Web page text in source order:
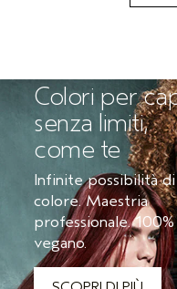
Colori per
senza limiti,
come te
Infinite possibilità di
colore. Maestria
professionale. 100%
vegano.